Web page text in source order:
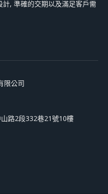
, 準確的交期以及滿足客戶需
限公司
路2段332巷21號10樓